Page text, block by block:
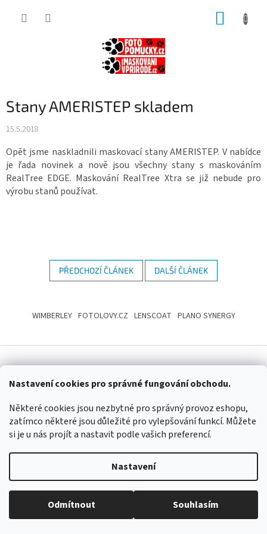
Nastavení cookies pro správné fungování obchodu.
Některé cookies jsou nezbytné pro správný provoz eshopu,
zatímco některé jsou důležité pro vylepšování funkcí. Můžete
si je u nás projít a nastavit podle vašich preferencí.
Nastavení
Odmítnout Souhlasím
Stany AMERISTEP skladem
15.5.2018
Opět jsme naskladnili maskovací stany AMERISTEP. V nabídce
je řada novinek a nově jsou všechny stany s maskováním
RealTree EDGE. Maskování RealTree Xtra se již nebude pro
výrobu stanů používat.
PŘEDCHOZÍ ČLÁNEK DALŠÍ ČLÁNEK
í
WIMBERLEY FOTOLOVY.CZ LENSCOAT PLANO SYNERGY
Copyright 2026www.maskovanivprirode.cz. Všechna práva
vyhrazena.Upravit nastavení cookies